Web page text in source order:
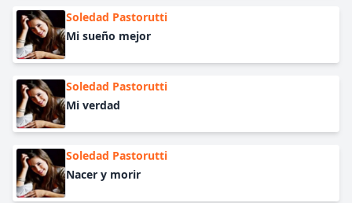
Soledad Pastorutti
Mi sueño mejor
Soledad Pastorutti
Mi verdad
Soledad Pastorutti
Nacer y morir